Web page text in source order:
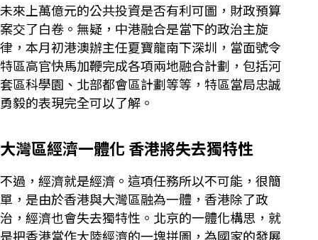
未來上萬億元的公共投資是否有利可圖，財政預算
案交了白卷。無疑，中港融合是當下的政治主旋
律，本月初港澳辦主任夏寶龍南下深圳，當面號令
特區高官快馬加鞭完成各項兩地融合計劃，包括河
套區科學園、北部都會區計劃等等，特區當局忠誠
勇毅的表現完全可以了解。
大灣區經濟一體化 香港將失去獨特性
不過，經濟就是經濟。這項任務所以不可能，很簡
單，是由於香港與大灣區融為一體，香港除了政
治，經濟也會失去獨特性。北京的一體化構思，就
是把香港當作大陸經濟的一塊拼圖，為國家的發展